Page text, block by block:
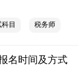
目 税务师
名时间及方式